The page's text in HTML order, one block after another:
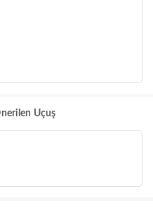
Uçuş